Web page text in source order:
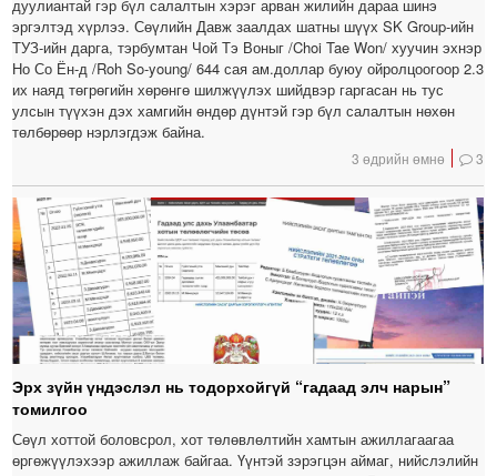
дуулиантай гэр бүл салалтын хэрэг арван жилийн дараа шинэ
эргэлтэд хүрлээ. Сөүлийн Давж заалдах шатны шүүх SK Group-ийн
ТУЗ-ийн дарга, тэрбумтан Чой Тэ Воныг /Choi Tae Won/ хуучин эхнэр
Но Со Ён-д /Roh So-young/ 644 сая ам.доллар буюу ойролцоогоор 2.3
их наяд төгрөгийн хөрөнгө шилжүүлэх шийдвэр гаргасан нь тус
улсын түүхэн дэх хамгийн өндөр дүнтэй гэр бүл салалтын нөхөн
төлбөрөөр нэрлэгдэж байна.
3 өдрийн өмнө 3
Эрх зүйн үндэслэл нь тодорхойгүй “гадаад элч нарын”
томилгоо
Сөүл хоттой боловсрол, хот төлөвлөлтийн хамтын ажиллагаагаа
өргөжүүлэхээр ажиллаж байгаа. Үүнтэй зэрэгцэн аймаг, нийслэлийн